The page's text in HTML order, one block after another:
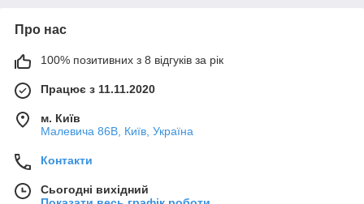
Про нас
100% позитивних з 8 відгуків за рік
Працює з 11.11.2020
м. Київ
Малевича 86В, Київ, Україна
Контакти
Сьогодні вихідний